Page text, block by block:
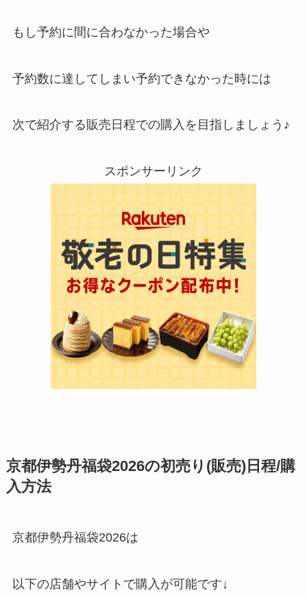
もし予約に間に合わなかった場合や
予約数に達してしまい予約できなかった時には
次で紹介する販売日程での購入を目指しましょう♪
スポンサーリンク
京都伊勢丹福袋2026の初売り(販売)日程/購
入方法
京都伊勢丹福袋2026は
以下の店舗やサイトで購入が可能です↓